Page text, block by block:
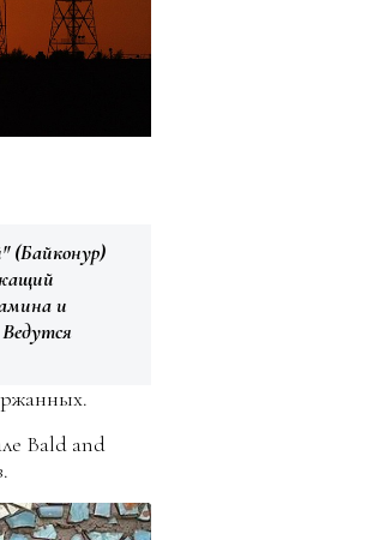
(Байконур)
и
Bald and